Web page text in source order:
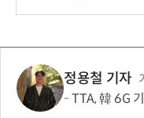
정용철 기자
TTA, 韓 6G